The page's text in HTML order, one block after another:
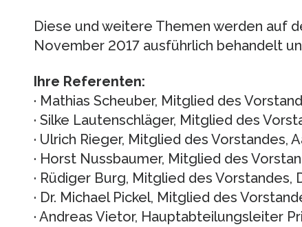
Diese und weitere Themen werden auf
November 2017 ausführlich behandelt
Ihre Referenten:
· Mathias Scheuber, Mitglied des
· Silke Lautenschläger, Mitglied des
· Ulrich Rieger, Mitglied des Vorstandes,
· Horst Nussbaumer, Mitglied des
· Rüdiger Burg, Mitglied des Vorstandes,
· Dr. Michael Pickel, Mitglied des
· Andreas Vietor, Hauptabteilungsleiter